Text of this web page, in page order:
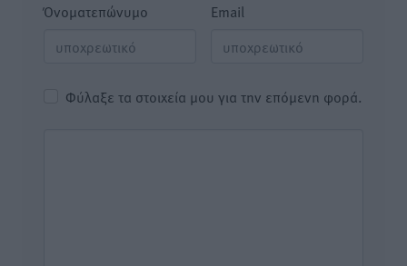
Όνοματεπώνυμο Email
Φύλαξε τα στοιχεία μου για την επόμενη φορά.